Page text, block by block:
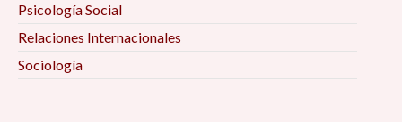
Psicología Social
Relaciones Internacionales
Sociología